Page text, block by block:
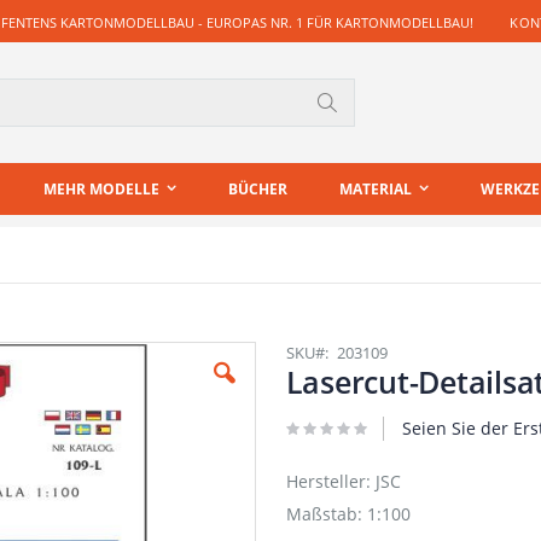
KARTONMODELLBAU - EUROPAS NR. 1 FÜR KARTONMODELLBAU!
MEHR MODELLE BÜCHER MATERIAL
SKU 203109
Lasercut-
Seien Sie der
Hersteller: JSC
Maßstab: 1:100